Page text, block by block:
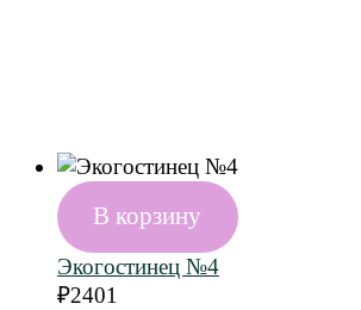
В корзину
Экогостинец №4
₽2401